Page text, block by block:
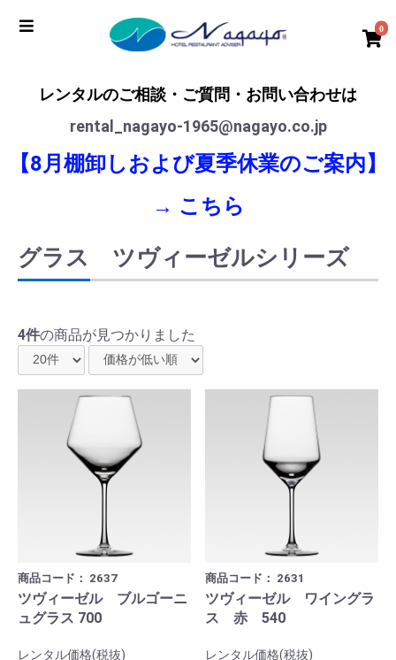
0
レンタルのご相談・ご質問・お問い合わせは
rental_nagayo-1965@nagayo.co.jp
【8月棚卸しおよび夏季休業のご案内】
→ こちら
グラス ツヴィーゼルシリーズ
4件の商品が見つかりました
商品コード： 2637
ツヴィーゼル ブルゴーニ
ュグラス 700
レンタル価格(税抜)
商品コード： 2631
ツヴィーゼル ワイングラ
ス 赤 540
レンタル価格(税抜)